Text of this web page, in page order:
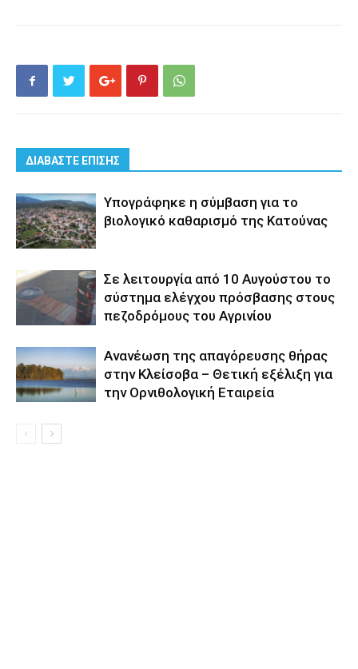
ΔΙΑΒΑΣΤΕ ΕΠΙΣΗΣ
Yπογράφηκε η σύμβαση για το
βιολογικό καθαρισμό της Κατούνας
Σε λειτουργία από 10 Αυγούστου το
σύστημα ελέγχου πρόσβασης στους
πεζοδρόμους του Αγρινίου
Aνανέωση της απαγόρευσης θήρας
στην Κλείσοβα – Θετική εξέλιξη για
την Ορνιθολογική Εταιρεία